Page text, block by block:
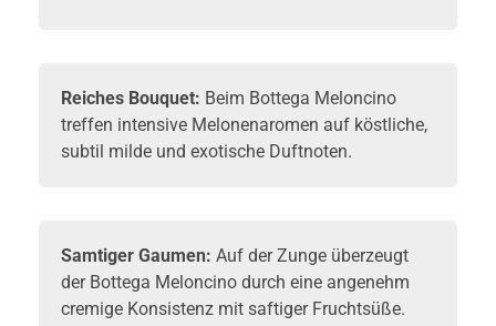
Reiches Bouquet: Beim Bottega Meloncino
treffen intensive Melonenaromen auf köstliche,
subtil milde und exotische Duftnoten.
Samtiger Gaumen: Auf der Zunge überzeugt
der Bottega Meloncino durch eine angenehm
cremige Konsistenz mit saftiger Fruchtsüße.